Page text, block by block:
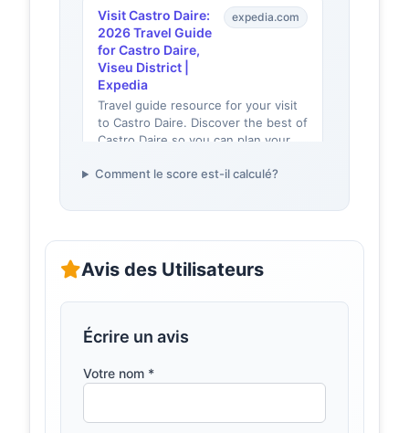
Visit Castro Daire:
2026 Travel Guide
for Castro Daire,
Viseu District |
Expedia
expedia.com
Travel guide resource for your visit
to Castro Daire. Discover the best of
Castro Daire so you can plan your
Viseu –
Baloiço do Pego – Castro Daire · i ·
Cinfães · i · Centro · Baloiço de
Instagramáveis
Comment le score est-il calculé?
Avis des Utilisateurs
Écrire un avis
Votre nom *